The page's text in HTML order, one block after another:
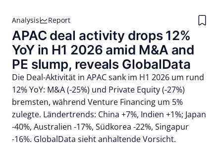
Analysis Report
APAC deal activity drops 12%
YoY in H1 2026 amid M&A and
PE slump, reveals GlobalData
Die Deal-Aktivität in APAC sank im H1 2026 um rund
12% YoY: M&A (-25%) und Private Equity (-27%)
bremsten, während Venture Financing um 5%
zulegte. Ländertrends: China +7%, Indien +1%; Japan
-40%, Australien -17%, Südkorea -22%, Singapur
-16%. GlobalData sieht anhaltende Vorsicht.